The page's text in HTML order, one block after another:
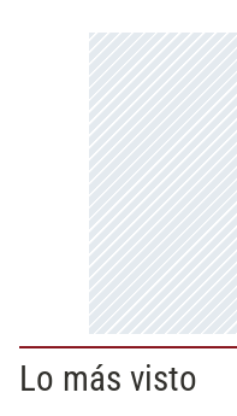
Lo más visto